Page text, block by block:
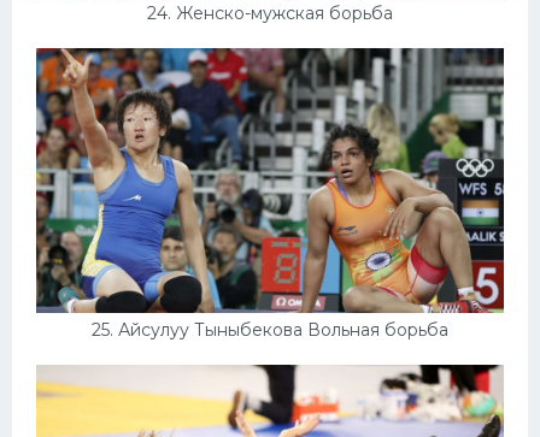
24. Женско-мужская борьба
25. Айсулуу Тыныбекова Вольная борьба